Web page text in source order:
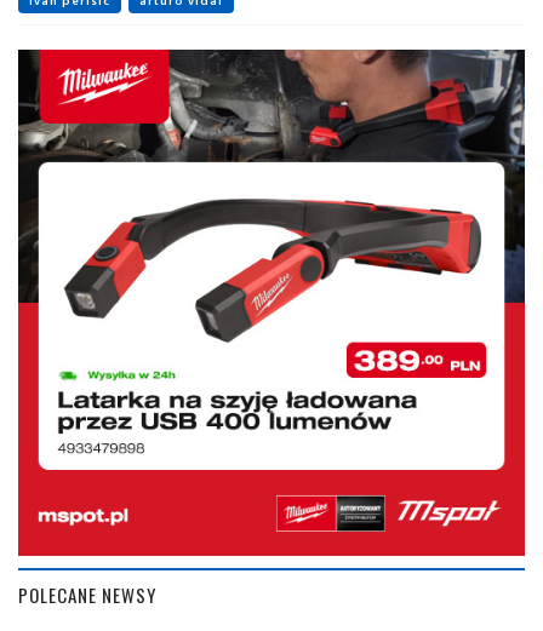
POLECANE NEWSY